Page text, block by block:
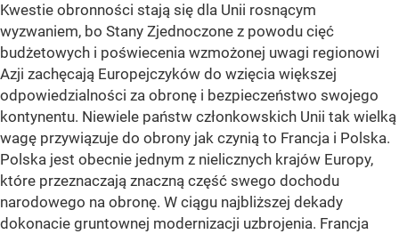
Kwestie obronności stają się dla Unii rosnącym
wyzwaniem, bo Stany Zjednoczone z powodu cięć
budżetowych i poświecenia wzmożonej uwagi regionowi
Azji zachęcają Europejczyków do wzięcia większej
odpowiedzialności za obronę i bezpieczeństwo swojego
kontynentu. Niewiele państw członkowskich Unii tak wielką
wagę przywiązuje do obrony jak czynią to Francja i Polska.
Polska jest obecnie jednym z nielicznych krajów Europy,
które przeznaczają znaczną część swego dochodu
narodowego na obronę. W ciągu najbliższej dekady
dokonacie gruntownej modernizacji uzbrojenia. Francja